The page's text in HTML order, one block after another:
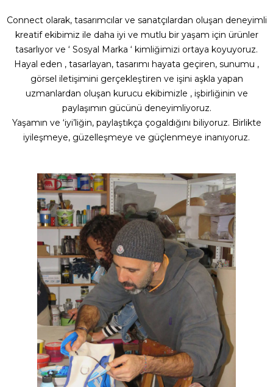
Connect olarak, tasarımcılar ve sanatçılardan oluşan deneyimli
kreatif ekibimiz ile daha iyi ve mutlu bir yaşam için ürünler
tasarlıyor ve ‘ Sosyal Marka ‘ kimliğimizi ortaya koyuyoruz.
Hayal eden , tasarlayan, tasarımı hayata geçiren, sunumu ,
görsel iletişimini gerçekleştiren ve işini aşkla yapan
uzmanlardan oluşan kurucu ekibimizle , işbirliğinin ve
paylaşımın gücünü deneyimliyoruz.
Yaşamın ve ‘iyi’liğin, paylaştıkça çogaldığını biliyoruz. Birlikte
iyileşmeye, güzelleşmeye ve güçlenmeye inanıyoruz.